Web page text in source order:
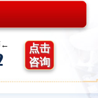
←
点击
咨询